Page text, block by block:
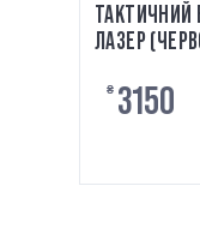
ТАКТИЧНИЙ
ЛАЗЕР
ТА
₴ 3150